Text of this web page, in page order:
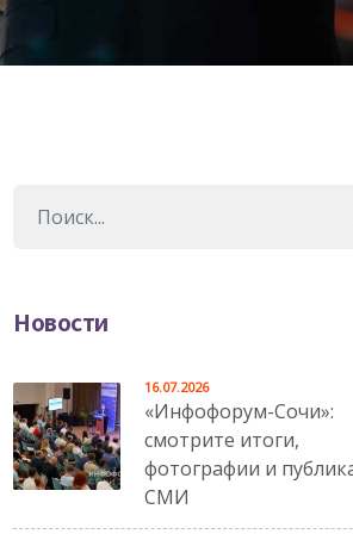
Новости
«Инфофорум-Сочи»:
смотрите итоги,
фотографии и
СМИ
16.07.2026